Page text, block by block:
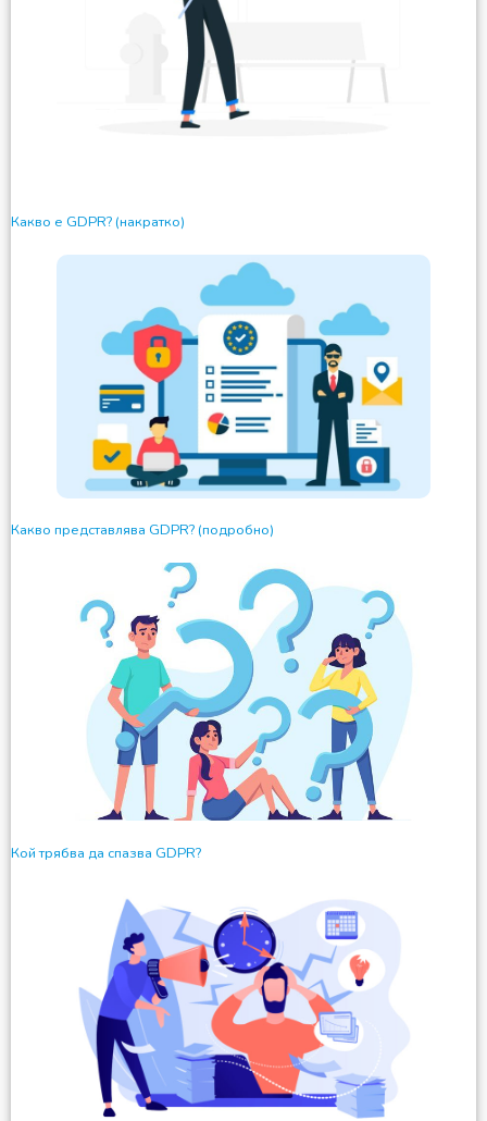
Какво е GDPR? (накратко)
Какво представлява GDPR? (подробно)
Кой трябва да спазва GDPR?